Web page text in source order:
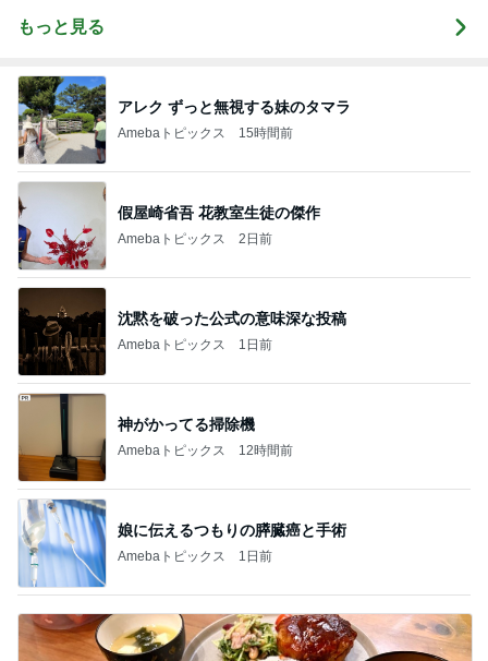
もっと見る
アレク ずっと無視する妹のタマラ
Amebaトピックス 15時間前
假屋崎省吾 花教室生徒の傑作
Amebaトピックス 2日前
沈黙を破った公式の意味深な投稿
Amebaトピックス 1日前
神がかってる掃除機
Amebaトピックス 12時間前
娘に伝えるつもりの膵臓癌と手術
Amebaトピックス 1日前